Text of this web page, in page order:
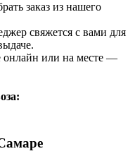
заказ из нашего
свяжется с вами для
онлайн или на месте —